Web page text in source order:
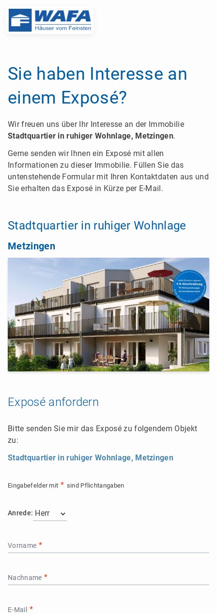
Sie haben Interesse an
einem Exposé?
Wir freuen uns über Ihr Interesse an der Immobilie
Stadtquartier in ruhiger Wohnlage, Metzingen.
Gerne senden wir Ihnen ein Exposé mit allen
Informationen zu dieser Immobilie. Füllen Sie das
untenstehende Formular mit Ihren Kontaktdaten aus und
Sie erhalten das Exposé in Kürze per E-Mail.
Stadtquartier in ruhiger Wohnlage
Metzingen
Exposé anfordern
Bitte senden Sie mir das Exposé zu folgendem Objekt
zu:
Stadtquartier in ruhiger Wohnlage, Metzingen
Eingabefelder mit sind Pflichtangaben
Anrede:
Vorname
Nachname
E-Mail